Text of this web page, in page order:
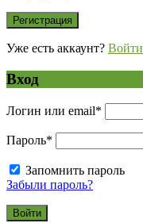
Уже есть аккаунт? Войти
Вход
Логин или email*
Пароль*
Запомнить пароль
Забыли пароль?